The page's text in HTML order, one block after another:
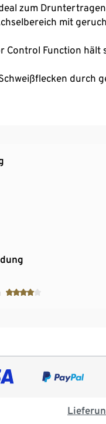
zum Druntertragen
mit
Control Function
durch
perfekter